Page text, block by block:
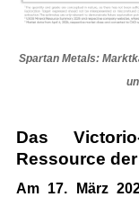
Spartan Metals:
Das
Ressource
Am 17. März